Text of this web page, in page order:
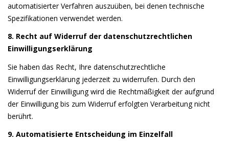
automatisierter Verfahren auszuüben, bei denen technische
Spezifikationen verwendet werden.
8. Recht auf Widerruf der datenschutzrechtlichen
Einwilligungserklärung
Sie haben das Recht, Ihre datenschutzrechtliche
Einwilligungserklärung jederzeit zu widerrufen. Durch den
Widerruf der Einwilligung wird die Rechtmäßigkeit der aufgrund
der Einwilligung bis zum Widerruf erfolgten Verarbeitung nicht
berührt.
9. Automatisierte Entscheidung im Einzelfall